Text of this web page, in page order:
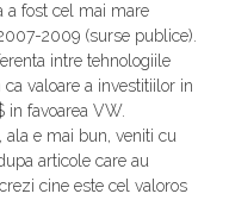
a fost cel mai mare
2009 (surse publice).
intre tehnologiile
valoare a investitiilor in
in favoarea VW.
ala e mai bun, veniti cu
articole care au
cine este cel valoros